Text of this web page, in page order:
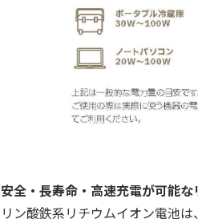
安全・長寿命・高速充電が可能
リン酸鉄系リチウムイオン電池